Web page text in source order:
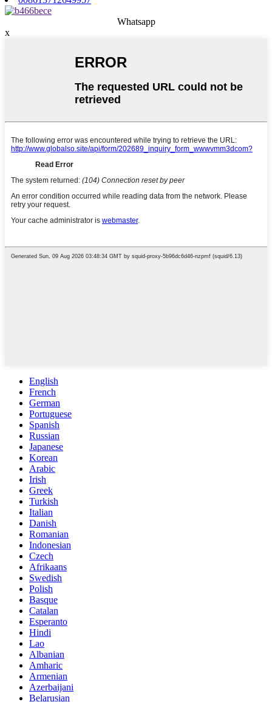
Whatsapp
x
English
French
German
Portuguese
Spanish
Russian
Japanese
Korean
Arabic
Irish
Greek
Turkish
Italian
Danish
Romanian
Indonesian
Czech
Afrikaans
Swedish
Polish
Basque
Catalan
Esperanto
Hindi
Lao
Albanian
Amharic
Armenian
Azerbaijani
Belarusian